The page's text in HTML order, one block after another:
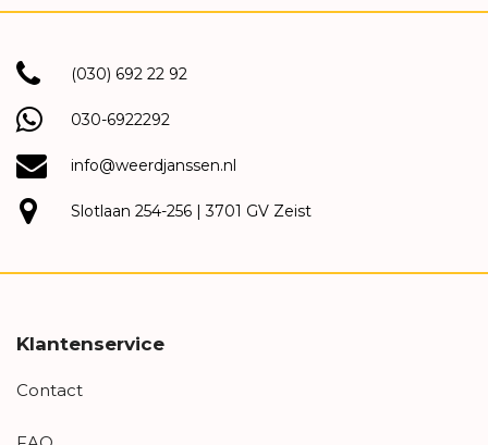
(030) 692 22 92
030-6922292
info@weerdjanssen.nl
Slotlaan 254-256 | 3701 GV Zeist
Klantenservice
Contact